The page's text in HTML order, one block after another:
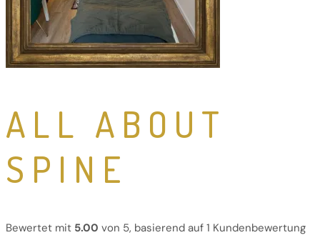
ALL ABOUT
SPINE
Bewertet mit 5.00 von 5, basierend auf 1 Kundenbewertung